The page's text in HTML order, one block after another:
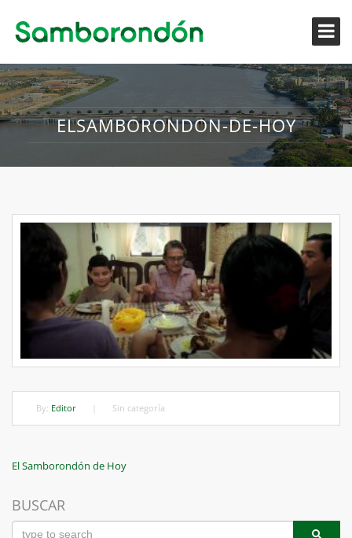
ELSAMBORONDON-DE-HOY
By: Editor Sin categoría
Navegación
de
entradas
Previous
El Samborondón de Hoy
BUSCAR